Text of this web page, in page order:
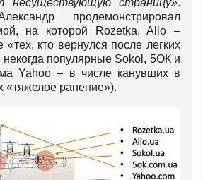
несуществующую страницу».
продемонстрировал
на которой Rozetka, Allo –
«тех, кто вернулся после легких
популярные Sokol, 5ОК и
Yahoo – в числе канувших в
«тяжелое ранение»).